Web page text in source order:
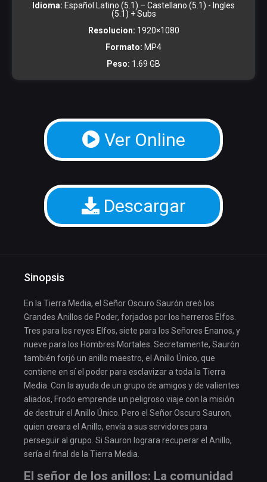
Idioma: Español Latino (5.1) – Castellano (5.1) - Ingles
(5.1) + Subs
Resolucion: 1920×1080
Formato: MP4
Peso: 1.69 GB
Ver Online
Descargar
Sinopsis
En la Tierra Media, el Señor Oscuro Saurón creó los
Grandes Anillos de Poder, forjados por los herreros Elfos.
Tres para los reyes Elfos, siete para los Señores Enanos, y
nueve para los Hombres Mortales. Secretamente, Saurón
también forjó un anillo maestro, el Anillo Único, que
contiene en sí el poder para esclavizar a toda la Tierra
Media. Con la ayuda de un grupo de amigos y de valientes
aliados, Frodo emprende un peligroso viaje con la misión
de destruir el Anillo Único. Pero el Señor Oscuro Sauron,
quien creara el Anillo, envía a sus servidores para
perseguir al grupo. Si Sauron lograra recuperar el Anillo,
sería el final de la Tierra Media.
El señor de los anillos: La comunidad